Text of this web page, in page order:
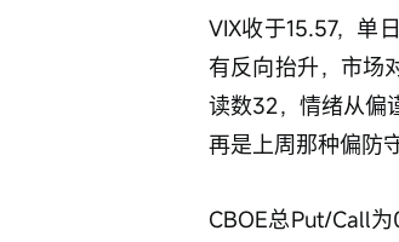
VIX收于15.57，单
有反向抬升，市场
读数32，情绪从偏
再是上周那种偏防
CBOE总Put/Call